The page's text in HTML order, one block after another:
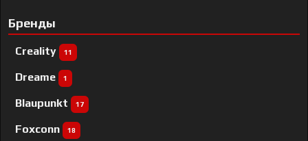
Бренды
Creality 11
Dreame 1
Blaupunkt 17
Foxconn 18